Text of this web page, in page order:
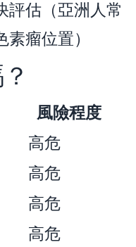
評估（亞洲人常
素瘤位置）
風險程度
高危
高危
高危
高危